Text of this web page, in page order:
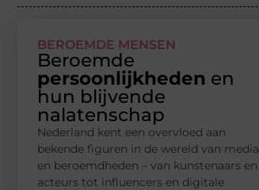
BEROEMDE MENSEN
Beroemde
persoonlijkheden en
hun blijvende
nalatenschap
Nederland kent een overvloed aan
bekende figuren in de wereld van media
en beroemdheden – van kunstenaars en
acteurs tot influencers en digitale